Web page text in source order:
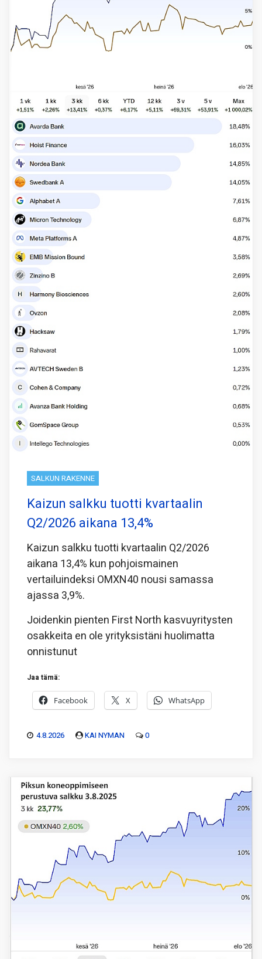
SALKUN RAKENNE
Kaizun salkku tuotti kvartaalin
Q2/2026 aikana 13,4%
Kaizun salkku tuotti kvartaalin Q2/2026
aikana 13,4% kun pohjoismainen
vertailuindeksi OMXN40 nousi samassa
ajassa 3,9%.
Joidenkin pienten First North kasvuyritysten
osakkeita en ole yrityksistäni huolimatta
onnistunut
Jaa tämä:
Facebook X WhatsApp
4.8.2026 KAI NYMAN 0